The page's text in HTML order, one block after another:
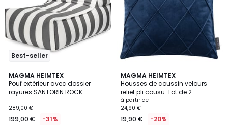
Best-seller
MAGMA HEIMTEX
Pouf extérieur avec dossier
rayures SANTORIN ROCK
289,00 €
199,00 € -31%
4
/
5
5
Couleurs
MAGMA HEIMTEX
Housses de coussin velours
relief pli cousu-Lot de 2
NOBLESS
à partir de
24,90 €
19,90 € -20%
5
/
5
8
Couleurs